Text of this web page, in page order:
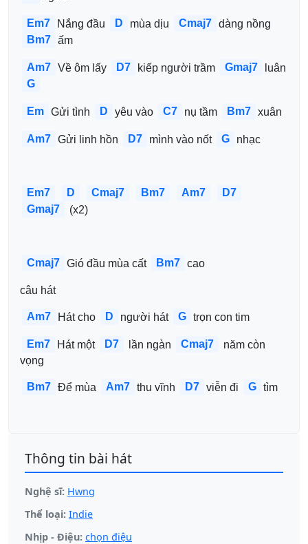
Em7 Nắng đầu D mùa dịu Cmaj7 dàng nồng
Bm7 ấm
Am7 Về ôm lấy D7 kiếp người trầm Gmaj7
G
Em Gửi tình D yêu vào C7 nụ tầm Bm7 xuân
Am7 Gửi linh hồn D7 mình vào nốt G nhạc
Em7 D Cmaj7 Bm7 Am7
D7
Gmaj7
(x2)
Cmaj7 Gió đầu mùa cất Bm7 cao
câu hát
Am7 Hát cho D người hát G trọn con tim
Em7 Hát một D7 lần ngàn Cmaj7
năm còn
vọng
Bm7 Để mùa Am7 thu vĩnh D7 viễn đi G tìm
Thông tin bài hát
Nghệ sĩ: Hwng
Thể loại: Indie
Nhịp - Điệu: chọn điệu